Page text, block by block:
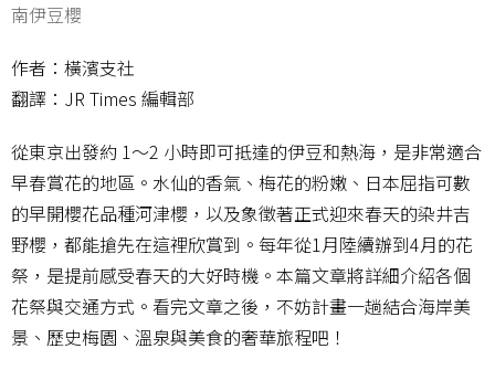
南伊豆櫻
作者：橫濱支社
翻譯：JR Times 編輯部
從東京出發約 1～2 小時即可抵達的伊豆和熱海，是非常適合
早春賞花的地區。水仙的香氣、梅花的粉嫩、日本屈指可數
的早開櫻花品種河津櫻，以及象徵著正式迎來春天的染井吉
野櫻，都能搶先在這裡欣賞到。每年從1月陸續辦到4月的花
祭，是提前感受春天的大好時機。本篇文章將詳細介紹各個
花祭與交通方式。看完文章之後，不妨計畫一趟結合海岸美
景、歷史梅園、溫泉與美食的奢華旅程吧！